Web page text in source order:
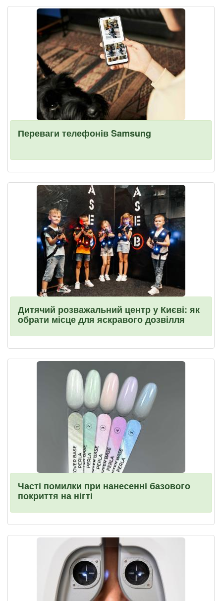
Переваги телефонів Samsung
Дитячий розважальний центр у Києві: як
обрати місце для яскравого дозвілля
Часті помилки при нанесенні базового
покриття на нігті